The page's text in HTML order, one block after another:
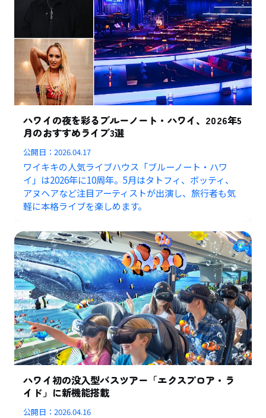
ハワイの夜を彩るブルーノート・ハワイ、2026年5
月のおすすめライブ3選
公開日：2026.04.17
ワイキキの人気ライブハウス「ブルーノート・ハワ
イ」は2026年に10周年。5月はタトフィ、ボッティ、
アヌヘアなど注目アーティストが出演し、旅行者も気
軽に本格ライブを楽しめます。
ハワイ初の没入型バスツアー「エクスプロア・ラ
イド」に新機能搭載
公開日：2026.04.16